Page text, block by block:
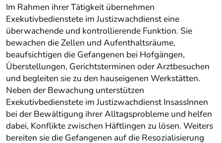
Im Rahmen ihrer Tätigkeit übernehmen
Exekutivbedienstete im Justizwachdienst eine
überwachende und kontrollierende Funktion. Sie
bewachen die Zellen und Aufenthaltsräume,
beaufsichtigen die Gefangenen bei Hofgängen,
Überstellungen, Gerichtsterminen oder Arztbesuchen
und begleiten sie zu den hauseigenen Werkstätten.
Neben der Bewachung unterstützen
Exekutivbedienstete im Justizwachdienst InsassInnen
bei der Bewältigung ihrer Alltagsprobleme und helfen
dabei, Konflikte zwischen Häftlingen zu lösen. Weiters
bereiten sie die Gefangenen auf die Resozialisierung